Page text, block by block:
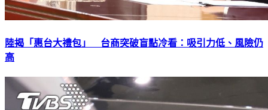
陸揭「惠台大禮包」 台商突破盲點冷看：吸引力低、風險仍
高